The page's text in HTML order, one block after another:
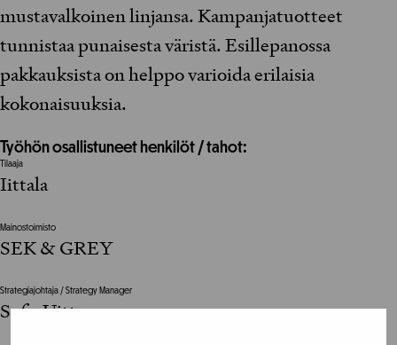
mustavalkoinen linjansa. Kampanjatuotteet
tunnistaa punaisesta väristä. Esillepanossa
pakkauksista on helppo varioida erilaisia
kokonaisuuksia.
Työhön osallistuneet henkilöt / tahot:
Tilaaja
Iittala
Mainostoimisto
SEK & GREY
Strategiajohtaja / Strategy Manager
Sofia Uitto